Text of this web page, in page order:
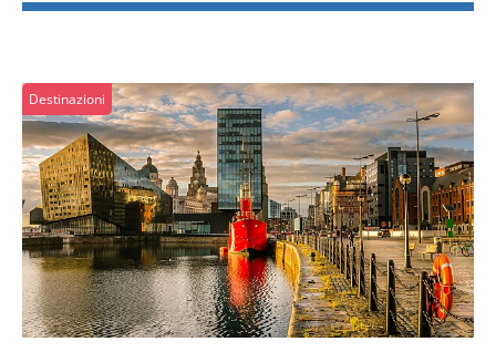
Destinazioni